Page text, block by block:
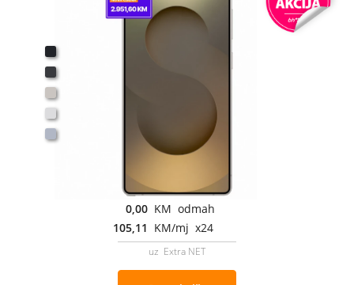
0,00 KM odmah
105,11 KM/mj x24
uz Extra NET